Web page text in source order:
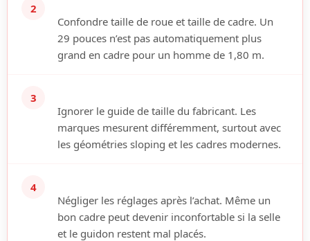
2
Confondre taille de roue et taille de cadre. Un
29 pouces n’est pas automatiquement plus
grand en cadre pour un homme de 1,80 m.
3
Ignorer le guide de taille du fabricant. Les
marques mesurent différemment, surtout avec
les géométries sloping et les cadres modernes.
4
Négliger les réglages après l’achat. Même un
bon cadre peut devenir inconfortable si la selle
et le guidon restent mal placés.